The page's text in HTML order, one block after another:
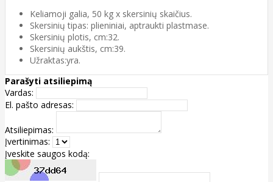
Keliamoji galia, 50 kg x skersinių skaičius.
Skersinių tipas: plieniniai, aptraukti plastmase.
Skersinių plotis, cm:32.
Skersinių aukštis, cm:39.
Užraktas:yra.
Parašyti atsiliepimą
Vardas:
El. pašto adresas:
Atsiliepimas:
Įvertinimas:
Įveskite saugos kodą: